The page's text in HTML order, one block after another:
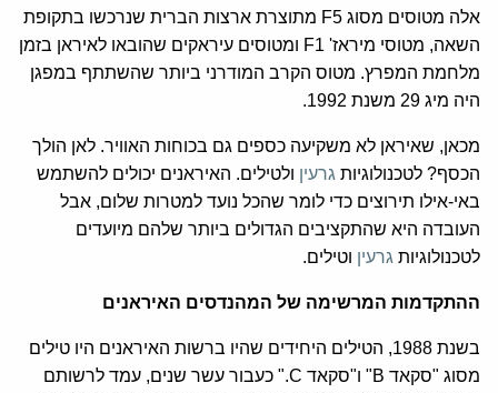
אלה מטוסים מסוג F5 מתוצרת ארצות הברית שנרכשו בתקופת
השאה, מטוסי מיראז' F1 ומטוסים עיראקים שהובאו לאיראן בזמן
מלחמת המפרץ. מטוס הקרב המודרני ביותר שהשתתף במפגן
היה מיג 29 משנת 1992.
מכאן, שאיראן לא משקיעה כספים גם בכוחות האוויר. לאן הולך
הכסף? לטכנולוגיות גרעין ולטילים. האיראנים יכולים להשתמש
באי-אילו תירוצים כדי לומר שהכל נועד למטרות שלום, אבל
העובדה היא שהתקציבים הגדולים ביותר שלהם מיועדים
לטכנולוגיות גרעין וטילים.
ההתקדמות המרשימה של המהנדסים האיראנים
בשנת 1988, הטילים היחידים שהיו ברשות האיראנים היו טילים
מסוג "סקאד B" ו"סקאד C." כעבור עשר שנים, עמד לרשותם